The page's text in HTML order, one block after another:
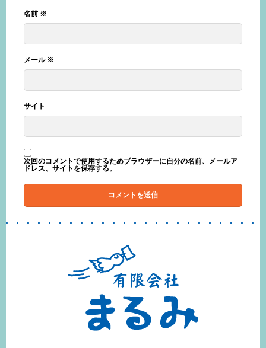
名前 ※
メール ※
サイト
次回のコメントで使用するためブラウザーに自分の名前、メールア
ドレス、サイトを保存する。